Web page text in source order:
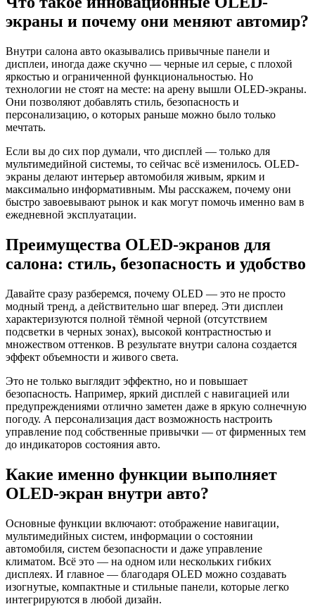
экраны и почему они меняют автомир?
Внутри салона авто оказывались привычные панели и
дисплеи, иногда даже скучно — черные ил серые, с плохой
яркостью и ограниченной функциональностью. Но
технологии не стоят на месте: на арену вышли OLED-экраны.
Они позволяют добавлять стиль, безопасность и
персонализацию, о которых раньше можно было только
мечтать.
Если вы до сих пор думали, что дисплей — только для
мультимедийной системы, то сейчас всё изменилось. OLED-
экраны делают интерьер автомобиля живым, ярким и
максимально информативным. Мы расскажем, почему они
быстро завоевывают рынок и как могут помочь именно вам в
ежедневной эксплуатации.
Преимущества OLED-экранов для
салона: стиль, безопасность и удобство
Давайте сразу разберемся, почему OLED — это не просто
модный тренд, а действительно шаг вперед. Эти дисплеи
характеризуются полной тёмной черной (отсутствием
подсветки в черных зонах), высокой контрастностью и
множеством оттенков. В результате внутри салона создается
эффект объемности и живого света.
Это не только выглядит эффектно, но и повышает
безопасность. Например, яркий дисплей с навигацией или
предупреждениями отлично заметен даже в яркую солнечную
погоду. А персонализация даст возможность настроить
управление под собственные привычки — от фирменных тем
до индикаторов состояния авто.
Какие именно функции выполняет
OLED-экран внутри авто?
Основные функции включают: отображение навигации,
мультимедийных систем, информации о состоянии
автомобиля, систем безопасности и даже управление
климатом. Всё это — на одном или нескольких гибких
дисплеях. И главное — благодаря OLED можно создавать
изогнутые, компактные и стильные панели, которые легко
интегрируются в любой дизайн.